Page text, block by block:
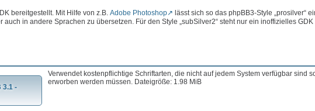
bereitgestellt. Mit Hilfe von z.B. Adobe Photoshop
lässt sich so das phpBB3-Style „prosilver“
in andere Sprachen zu übersetzen. Für den Style „subSilver2“ steht nur ein inoffizielles
3.1 -
Verwendet kostenpflichtige Schriftarten, die nicht auf jedem System verfügbar sind
erworben werden müssen. Dateigröße: 1.98 MiB